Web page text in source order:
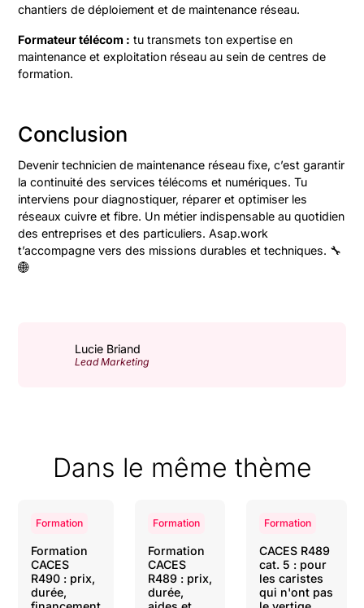
chantiers de déploiement et de maintenance réseau.
Formateur télécom : tu transmets ton expertise en
maintenance et exploitation réseau au sein de centres de
formation.
Conclusion
Devenir technicien de maintenance réseau fixe, c’est garantir
la continuité des services télécoms et numériques. Tu
interviens pour diagnostiquer, réparer et optimiser les
réseaux cuivre et fibre. Un métier indispensable au quotidien
des entreprises et des particuliers. Asap.work
t’accompagne vers des missions durables et techniques. 🔧
🌐
Lucie Briand
Lead Marketing
Dans le même thème
Formation
Formation
CACES
R490 : prix,
durée,
Formation
Formation
CACES
R489 : prix,
durée,
Formation
CACES R489
cat. 5 : pour
les caristes
qui n'ont pas